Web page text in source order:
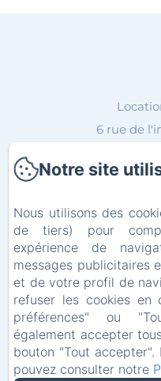
6 rue de
Notre site
Nous utilisons des
de tiers) pour
expérience de
messages publicitaires
et de votre profil de
refuser les cookies en
préférences" ou
également accepter
bouton "Tout
pouvez consulter notre